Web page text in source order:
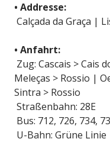
• Addresse:
Calçada da Graça |
• Anfahrt:
Zug: Cascais > Cais
Meleças > Rossio |
Sintra > Rossio
Straßenbahn: 28E
Bus: 712, 726, 734,
U-Bahn: Grüne Linie